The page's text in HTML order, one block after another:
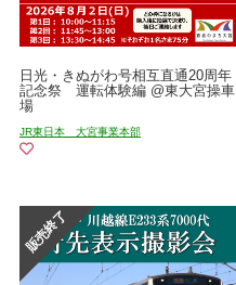
日光・きぬがわ号相互直通20周年
記念祭 運転体験編 @東大宮操車
場
JR東日本 大宮事業本部